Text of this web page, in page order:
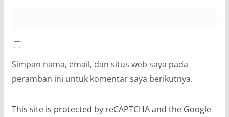
Simpan nama, email, dan situs web saya pada
peramban ini untuk komentar saya berikutnya.
This site is protected by reCAPTCHA and the Google